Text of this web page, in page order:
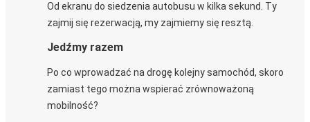
Od ekranu do siedzenia autobusu w kilka sekund. Ty
zajmij się rezerwacją, my zajmiemy się resztą.
Jedźmy razem
Po co wprowadzać na drogę kolejny samochód, skoro
zamiast tego można wspierać zrównoważoną
mobilność?